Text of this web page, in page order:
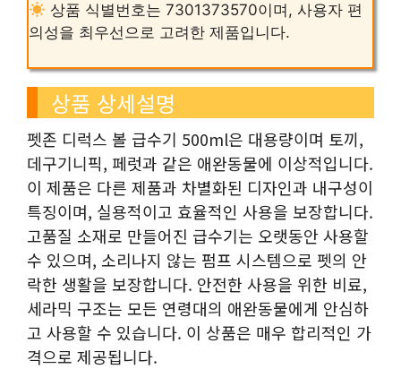
상품 식별번호는 7301373570이며, 사용자 편
의성을 최우선으로 고려한 제품입니다.
상품 상세설명
펫존 디럭스 볼 급수기 500ml은 대용량이며 토끼,
데구기니픽, 페럿과 같은 애완동물에 이상적입니다.
이 제품은 다른 제품과 차별화된 디자인과 내구성이
특징이며, 실용적이고 효율적인 사용을 보장합니다.
고품질 소재로 만들어진 급수기는 오랫동안 사용할
수 있으며, 소리나지 않는 펌프 시스템으로 펫의 안
락한 생활을 보장합니다. 안전한 사용을 위한 비료,
세라믹 구조는 모든 연령대의 애완동물에게 안심하
고 사용할 수 있습니다. 이 상품은 매우 합리적인 가
격으로 제공됩니다.